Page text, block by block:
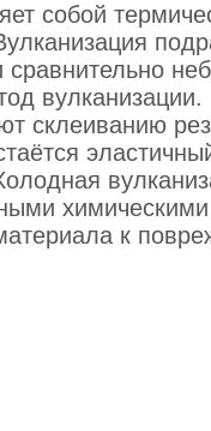
собой
склеиванию
к